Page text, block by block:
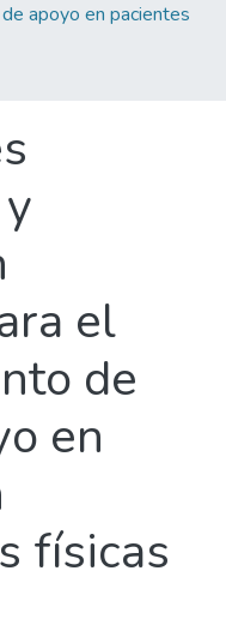
apoyo en pacientes
el
de
en
físicas